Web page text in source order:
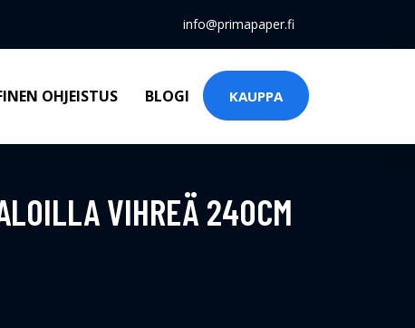
info@primapaper.fi
OHJEISTUS BLOGI KAUPPA
VIHREÄ 240CM